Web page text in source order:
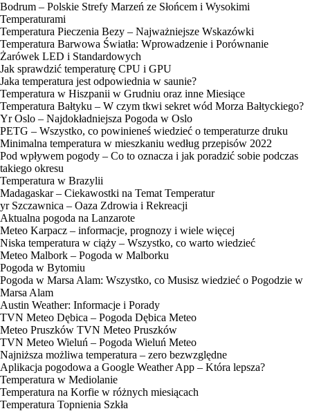
Bodrum – Polskie Strefy Marzeń ze Słońcem i Wysokimi
Temperaturami
Temperatura Pieczenia Bezy – Najważniejsze Wskazówki
Temperatura Barwowa Światła: Wprowadzenie i Porównanie
Żarówek LED i Standardowych
Jak sprawdzić temperaturę CPU i GPU
Jaka temperatura jest odpowiednia w saunie?
Temperatura w Hiszpanii w Grudniu oraz inne Miesiące
Temperatura Bałtyku – W czym tkwi sekret wód Morza Bałtyckiego?
Yr Oslo – Najdokładniejsza Pogoda w Oslo
PETG – Wszystko, co powinieneś wiedzieć o temperaturze druku
Minimalna temperatura w mieszkaniu według przepisów 2022
Pod wpływem pogody – Co to oznacza i jak poradzić sobie podczas
takiego okresu
Temperatura w Brazylii
Madagaskar – Ciekawostki na Temat Temperatur
yr Szczawnica – Oaza Zdrowia i Rekreacji
Aktualna pogoda na Lanzarote
Meteo Karpacz – informacje, prognozy i wiele więcej
Niska temperatura w ciąży – Wszystko, co warto wiedzieć
Meteo Malbork – Pogoda w Malborku
Pogoda w Bytomiu
Pogoda w Marsa Alam: Wszystko, co Musisz wiedzieć o Pogodzie w
Marsa Alam
Austin Weather: Informacje i Porady
TVN Meteo Dębica – Pogoda Dębica Meteo
Meteo Pruszków TVN Meteo Pruszków
TVN Meteo Wieluń – Pogoda Wieluń Meteo
Najniższa możliwa temperatura – zero bezwzględne
Aplikacja pogodowa a Google Weather App – Która lepsza?
Temperatura w Mediolanie
Temperatura na Korfie w różnych miesiącach
Temperatura Topnienia Szkła